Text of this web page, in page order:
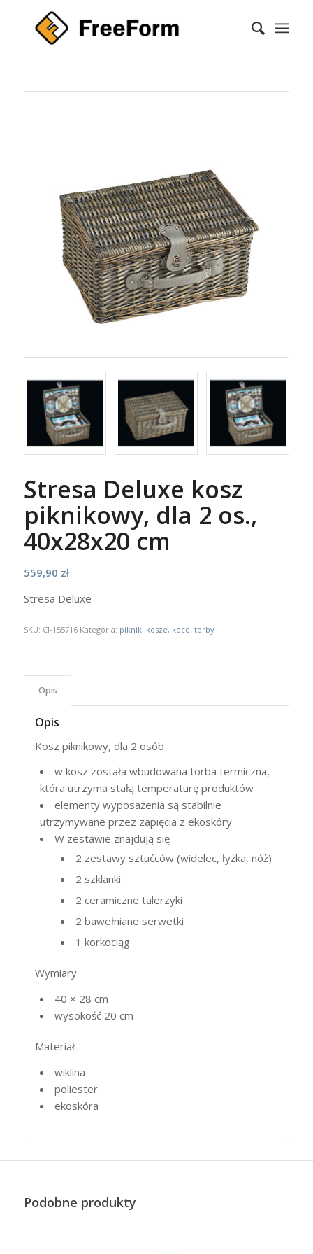
Stresa Deluxe kosz
piknikowy, dla 2 os.,
40x28x20 cm
559,90 zł
Stresa Deluxe
SKU: CI-155716 Kategoria: piknik: kosze, koce, torby
Opis
Opis
Kosz piknikowy, dla 2 osób
w kosz została wbudowana torba termiczna,
która utrzyma stałą temperaturę produktów
elementy wyposażenia są stabilnie
utrzymywane przez zapięcia z ekoskóry
W zestawie znajdują się
2 zestawy sztućców (widelec, łyżka, nóż)
2 szklanki
2 ceramiczne talerzyki
2 bawełniane serwetki
1 korkociąg
Wymiary
40 × 28 cm
wysokość 20 cm
Materiał
wiklina
poliester
ekoskóra
Podobne produkty